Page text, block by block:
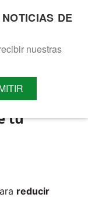
y
usted acepta su
tu
reducir
DE
nuestras